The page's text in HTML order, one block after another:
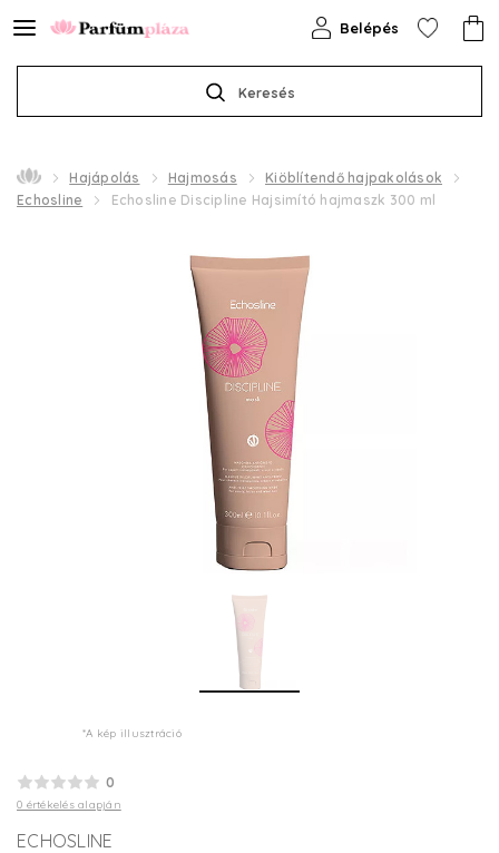
Keresés
Belépés
Hajápolás Hajmosás
Kiöblítendő hajpakolások
Echosline
Echosline Discipline Hajsimító hajmaszk 300 ml
*A kép illusztráció
0
0 értékelés alapján
ECHOSLINE